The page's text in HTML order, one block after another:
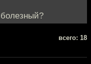
всего: 18